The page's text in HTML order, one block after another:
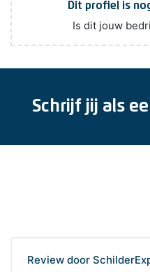
Dit profiel is
Is dit jouw
Schrijf jij als
Review door